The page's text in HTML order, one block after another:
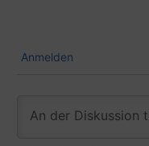
Anmelden